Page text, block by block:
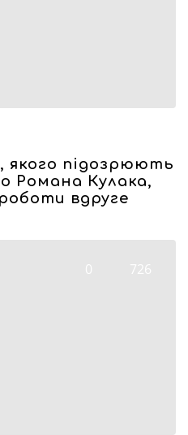
якого підозрюють
Романа Кулака,
вдруге
0 726